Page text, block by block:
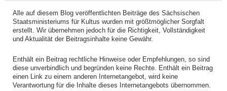
Alle auf diesem Blog veröffentlichten Beiträge des Sächsischen
Staatsministeriums für Kultus wurden mit größtmöglicher Sorgfalt
erstellt. Wir übernehmen jedoch für die Richtigkeit, Vollständigkeit
und Aktualität der Beitragsinhalte keine Gewähr.
Enthält ein Beitrag rechtliche Hinweise oder Empfehlungen, so sind
diese unverbindlich und begründen keine Rechte. Enthält ein Beitrag
einen Link zu einem anderen Internetangebot, wird keine
Verantwortung für die Inhalte dieses Internetangebots übernommen.